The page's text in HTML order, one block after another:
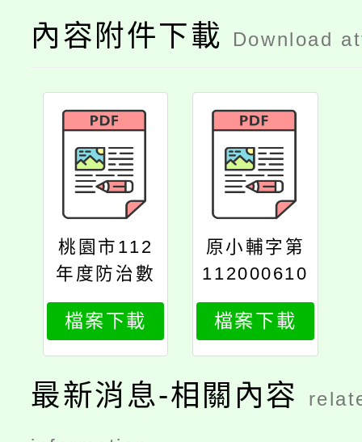
內容附件下載 Download
桃園市112
年度防治數
位性別暴力
宣導實施計
畫教師場
檔案下載
原小輔字第
112000610
6號
檔案下載
最新消息-相關內容